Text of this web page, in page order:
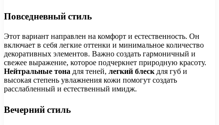
Повседневный стиль
Этот вариант направлен на комфорт и естественность. Он
включает в себя легкие оттенки и минимальное количество
декоративных элементов. Важно создать гармоничный и
свежее выражение, которое подчеркнет природную красоту.
Нейтральные тона для теней, легкий блескдля губ и
высокая степень увлажнения кожи помогут создать
расслабленный и естественный имидж.
Вечерний стиль